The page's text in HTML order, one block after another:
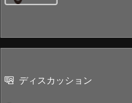
ディスカッション